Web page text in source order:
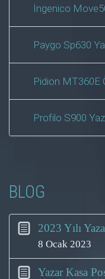
İngenico
Paygo Sp630
Pidion MT360E
Profilo S900
BLOG
2023 Yılı
8 Ocak 2023
Yazar Kasa